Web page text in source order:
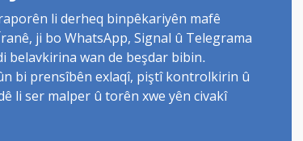
li derheq binpêkariyên mafê
ji bo WhatsApp, Signal û Telegrama
belavkirina wan de beşdar bibin.
bi prensîbên exlaqî, piştî kontrolkirin û
li ser malper û torên xwe yên civakî